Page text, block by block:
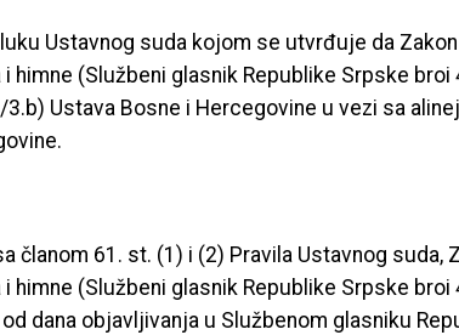
Ustavnog suda kojom se utvrđuje da
himne (Službeni glasnik Republike Srpske
Ustava Bosne i Hercegovine u vezi sa
članom 61. st. (1) i (2) Pravila Ustavnog suda,
himne (Službeni glasnik Republike Srpske
dana objavljivanja u Službenom glasniku